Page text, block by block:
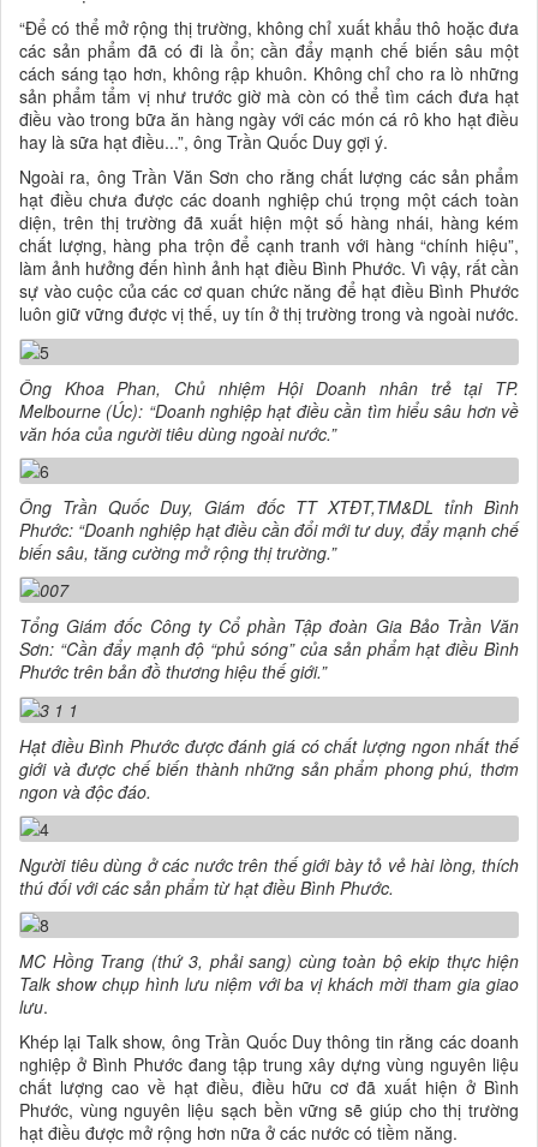
“Để có thể mở rộng thị trường, không chỉ xuất khẩu thô hoặc đưa
các sản phẩm đã có đi là ổn; cần đẩy mạnh chế biến sâu một
cách sáng tạo hơn, không rập khuôn. Không chỉ cho ra lò những
sản phẩm tẩm vị như trước giờ mà còn có thể tìm cách đưa hạt
điều vào trong bữa ăn hàng ngày với các món cá rô kho hạt điều
hay là sữa hạt điều...”, ông Trần Quốc Duy gợi ý.
Ngoài ra, ông Trần Văn Sơn cho rằng chất lượng các sản phẩm
hạt điều chưa được các doanh nghiệp chú trọng một cách toàn
diện, trên thị trường đã xuất hiện một số hàng nhái, hàng kém
chất lượng, hàng pha trộn để cạnh tranh với hàng “chính hiệu”,
làm ảnh hưởng đến hình ảnh hạt điều Bình Phước. Vì vậy, rất cần
sự vào cuộc của các cơ quan chức năng để hạt điều Bình Phước
luôn giữ vững được vị thế, uy tín ở thị trường trong và ngoài nước.
Ông Khoa Phan, Chủ nhiệm Hội Doanh nhân trẻ tại TP.
Melbourne (Úc): “Doanh nghiệp hạt điều cần tìm hiểu sâu hơn về
văn hóa của người tiêu dùng ngoài nước.”
Ông Trần Quốc Duy, Giám đốc TT XTĐT,TM&DL tỉnh Bình
Phước: “Doanh nghiệp hạt điều cần đổi mới tư duy, đẩy mạnh chế
biến sâu, tăng cường mở rộng thị trường.”
Tổng Giám đốc Công ty Cổ phần Tập đoàn Gia Bảo Trần Văn
Sơn: “Cần đẩy mạnh độ “phủ sóng” của sản phẩm hạt điều Bình
Phước trên bản đồ thương hiệu thế giới.”
Hạt điều Bình Phước được đánh giá có chất lượng ngon nhất thế
giới và được chế biến thành những sản phẩm phong phú, thơm
ngon và độc đáo.
Người tiêu dùng ở các nước trên thế giới bày tỏ vẻ hài lòng, thích
thú đối với các sản phẩm từ hạt điều Bình Phước.
MC Hồng Trang (thứ 3, phải sang) cùng toàn bộ ekip thực hiện
Talk show chụp hình lưu niệm với ba vị khách mời tham gia giao
lưu.
Khép lại Talk show, ông Trần Quốc Duy thông tin rằng các doanh
nghiệp ở Bình Phước đang tập trung xây dựng vùng nguyên liệu
chất lượng cao về hạt điều, điều hữu cơ đã xuất hiện ở Bình
Phước, vùng nguyên liệu sạch bền vững sẽ giúp cho thị trường
hạt điều được mở rộng hơn nữa ở các nước có tiềm năng.